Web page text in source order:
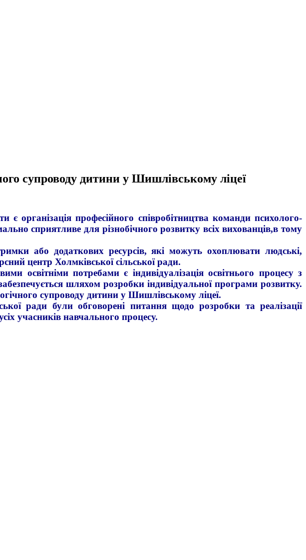
супроводу дитини у Шишлівському ліцеї
професійного співробітництва команди психолого-
сприятливе для різнобічного розвитку всіх вихованців,в тому
або додаткових ресурсів, які можуть охоплювати людські,
центр Холмківської сільської ради.
освітніми потребами є індивідуалізація освітнього процесу з
шляхом розробки індивідуальної програми розвитку.
супроводу дитини у Шишлівському ліцеї.
ради були обговорені питання щодо розробки та реалізації
учасників навчального процесу.